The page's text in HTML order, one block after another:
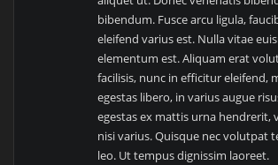
bibendum. Fusce arcu ligula,
eleifend varius est. Nulla vitae
elementum est. Aliquam erat
facilisis, nunc in efficitur eleifend,
egestas libero, in varius augue
egestas ex mattis urna hendrerit,
nisi varius. Quisque nec volutpat
leo. Ut tempus dignissim laoreet.